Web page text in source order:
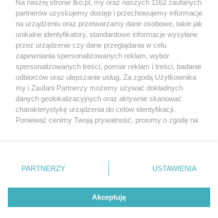
Pokaż więcej
Reklama Tematy Archiwum artykułów
Strona korzysta z plików cookies w celu realizacji usług. Pozostając na niej,
wyrażasz zgodę na ich wykorzystanie. Więcej informacji w polityce
prywatności.
Na naszej stronie tko.pl, my oraz naszych 1162 zaufanych
partnerów uzyskujemy dostęp i przechowujemy informacje
na urządzeniu oraz przetwarzamy dane osobowe, takie jak
unikalne identyfikatory, standardowe informacje wysyłane
przez urządzenie czy dane przeglądania w celu
zapewniania spersonalizowanych reklam, wybór
spersonalizowanych treści, pomiar reklam i treści, badanie
odbiorców oraz ulepszanie usług. Za zgodą Użytkownika
my i Zaufani Partnerzy możemy używać dokładnych
danych geolokalizacyjnych oraz aktywnie skanować
charakterystykę urządzenia do celów identyfikacji.
Ponieważ cenimy Twoją prywatność, prosimy o zgodę na
znajdujący się w lewym dolnym rogu strony
. Niektóre
rodzaje przetwarzania danych nie wymagają zgody
użytkownika, ale masz prawo sprzeciwić się takiemu
przetwarzaniu. Preferencje będą miały zastosowania tylko
na tej witrynie.
PARTNERZY USTAWIENIA
Akceptuję